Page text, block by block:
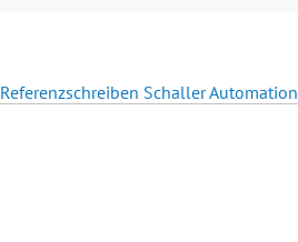
Referenzschreiben Schaller Automation